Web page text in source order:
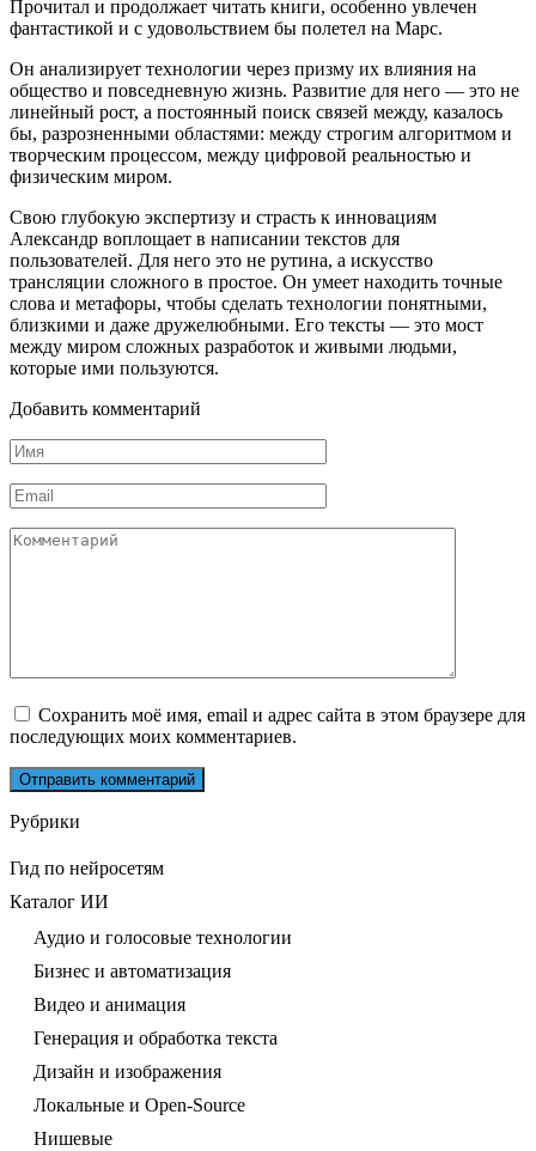
Прочитал и продолжает читать книги, особенно увлечен
фантастикой и с удовольствием бы полетел на Марс.
Он анализирует технологии через призму их влияния на
общество и повседневную жизнь. Развитие для него — это не
линейный рост, а постоянный поиск связей между, казалось
бы, разрозненными областями: между строгим алгоритмом и
творческим процессом, между цифровой реальностью и
физическим миром.
Свою глубокую экспертизу и страсть к инновациям
Александр воплощает в написании текстов для
пользователей. Для него это не рутина, а искусство
трансляции сложного в простое. Он умеет находить точные
слова и метафоры, чтобы сделать технологии понятными,
близкими и даже дружелюбными. Его тексты — это мост
между миром сложных разработок и живыми людьми,
которые ими пользуются.
Добавить комментарий
Имя
*
Email
*
Комментарий
Сохранить моё имя, email и адрес сайта в этом браузере для
последующих моих комментариев.
Рубрики
Гид по нейросетям
Каталог ИИ
Аудио и голосовые технологии
Бизнес и автоматизация
Видео и анимация
Генерация и обработка текста
Дизайн и изображения
Локальные и Open-Source
Нишевые